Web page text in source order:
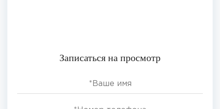
Записаться на просмотр